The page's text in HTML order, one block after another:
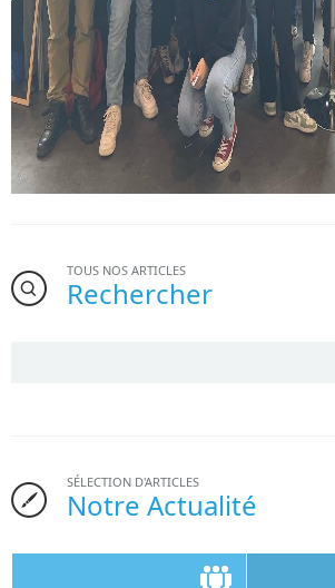
TOUS NOS ARTICLES
Rechercher
SÉLECTION D'ARTICLES
Notre Actualité